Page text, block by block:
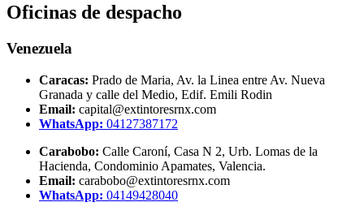
Oficinas de despacho
Venezuela
Caracas: Prado de Maria, Av. la Linea entre Av. Nueva
Granada y calle del Medio, Edif. Emili Rodin
Email: capital@extintoresrnx.com
WhatsApp: 04127387172
Carabobo: Calle Caroní, Casa N 2, Urb. Lomas de la
Hacienda, Condominio Apamates, Valencia.
Email: carabobo@extintoresrnx.com
WhatsApp: 04149428040